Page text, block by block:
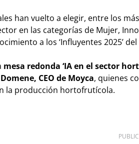
han vuelto a elegir, entre los
en las categorías de Mujer,
a los ‘Influyentes 2025’
mesa redonda ‘IA en el sector
CEO de Moyca, quienes
la producción hortofrutícola.